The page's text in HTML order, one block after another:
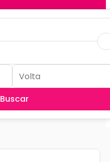
Buscar